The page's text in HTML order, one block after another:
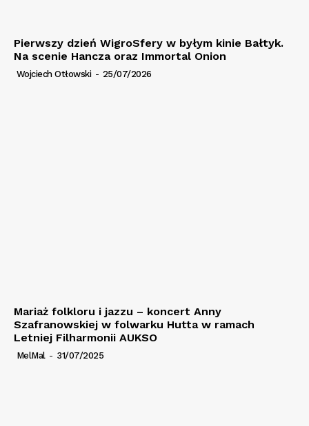
Pierwszy dzień WigroSfery w byłym kinie Bałtyk.
Na scenie Hancza oraz Immortal Onion
Wojciech Otłowski - 25/07/2026
Mariaż folkloru i jazzu – koncert Anny
Szafranowskiej w folwarku Hutta w ramach
Letniej Filharmonii AUKSO
MelMal - 31/07/2025